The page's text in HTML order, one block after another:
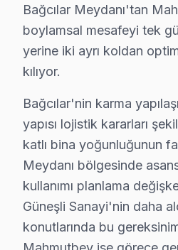
Sunduğumuz kurulum
• Bağcılar'de televizyon
• Bağcılar servisimizde
• Bağcılar'de Smart panel
• Bağcılar servisimizde
Hitachi akıllı TV'nizin ilk
Bağcılar'da Hitachi
Hitachi görüntüleme
Bakım kapsamımız:
Bağcılar Meydanı'tan
boylamsal mesafeyi tek
yerine iki ayrı koldan
kılıyor.
Bağcılar'nin karma
yapısı lojistik kararları
katlı bina yoğunluğunun
Meydanı bölgesinde
kullanımı planlama
Güneşli Sanayi'nin daha
konutlarında bu